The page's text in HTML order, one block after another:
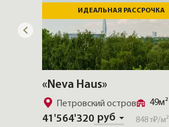
ИДЕАЛЬНАЯ РАССРОЧКА
«Neva Haus»
41'564'320 руб 848 т₽/м²
49м²
Петровский остров